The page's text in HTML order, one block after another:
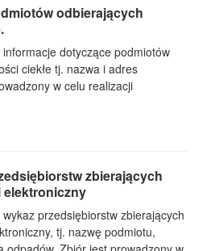
odbierających
dotyczące podmiotów
ciekłe tj. nazwa i adres
w celu realizacji
zbierających
elektroniczny
przedsiębiorstw zbierających
tj. nazwę podmiotu,